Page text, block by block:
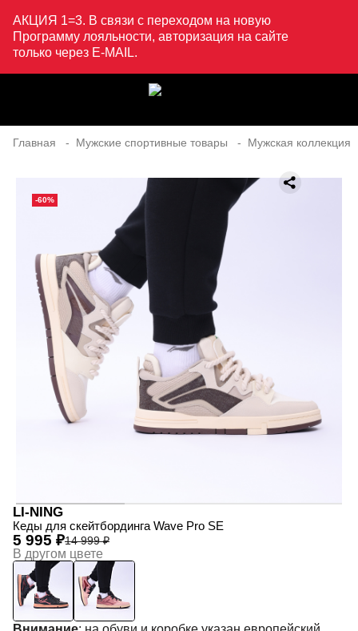
АКЦИЯ 1=3. В связи с переходом на новую
Программу лояльности, авторизация на сайте
только через E-MAIL.
Главная Мужские спортивные товары Мужская коллекция
-60%
LI-NING
Кеды для скейтбординга Wave Pro SE
14 999 ₽
5 995 ₽
В другом цвете